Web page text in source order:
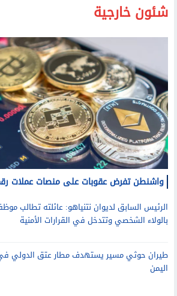
قد يعجبك أيضا
شئون خارجية
واشنطن تفرض عقوبات على منصات عملات
الرئيس السابق لديوان نتنياهو: عائلته تطالب
بالولاء الشخصي وتتدخل في القرارات الأمنية